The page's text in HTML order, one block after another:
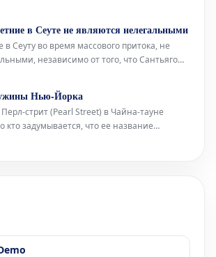
контроля для испанских граждан
в Сеуту неделю назад), испанское
от
в Сеуте не являются нелегальными
Сеуту во время массового притока, не
независимо от того, что Сантьяго
их «захватчиками», а соглашения между
вопросы об испанских спецслужбах,
сот
Нью-Йорка
стрит (Pearl Street) в Чайна-тауне
кто задумывается, что ее название
береговую линию Ист-Ривер